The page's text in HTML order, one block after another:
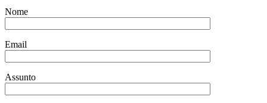
Nome
Email
Assunto